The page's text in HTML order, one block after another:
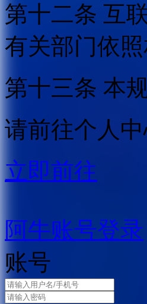
第十二条 互
有关部门依
第十三条 本
请前往个人
立即前往
阿牛账号登录
账号